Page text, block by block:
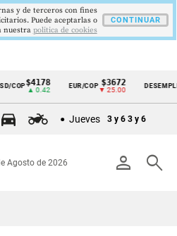
$4178
▲ 0.42
EUR/COP $3672
▼ 25.00
DESEMPLEO
▼
Jueves 3 y 6 3 y 6
person search
Agosto de 2026
y de terceros con fines
Puede aceptarlas o
nuestra politica de cookies
CONTINUAR